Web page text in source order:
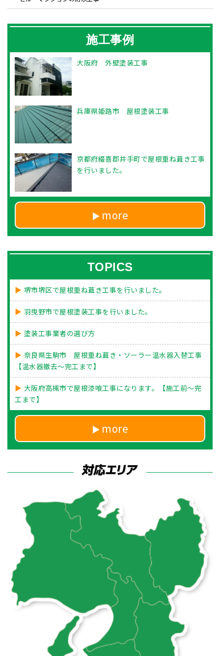
施工事例
大阪府 外壁塗装工事
兵庫県姫路市 屋根塗装工事
京都府綴喜郡井手町で屋根重ね葺き工事
を行いました。
more
TOPICS
堺市堺区で屋根重ね葺き工事を行いました。
羽曳野市で屋根塗装工事を行いました。
塗装工事業者の選び方
奈良県生駒市 屋根重ね葺き・ソーラー温水器入替工事
【温水器撤去～完工まで】
大阪府高槻市で屋根漆喰工事になります。【施工前～完
工まで】
more